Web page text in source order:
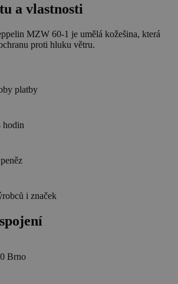
a vlastnosti
MZW 60-1 je umělá kožešina, která
proti hluku větru.
platby
hodin
i značek
Brno